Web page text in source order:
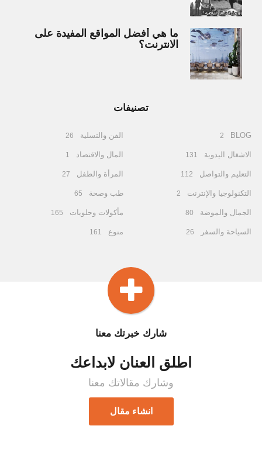
ما هي أفضل المواقع المفيدة على
الانترنت؟
تصنيفات
BLOG
2
الاشغال اليدوية 131
التعليم والتواصل 112
التكنولوجيا والإنترنت 2
الجمال والموضة 80
السياحة والسفر 26
الفن والتسلية 26
المال والاقتصاد 1
المرأة والطفل 27
طب وصحة 65
مأكولات وحلويات 165
منوع 161
شارك خبرتك معنا
اطلق العنان لابداعك
وشارك مقالاتك معنا
انشاء مقال